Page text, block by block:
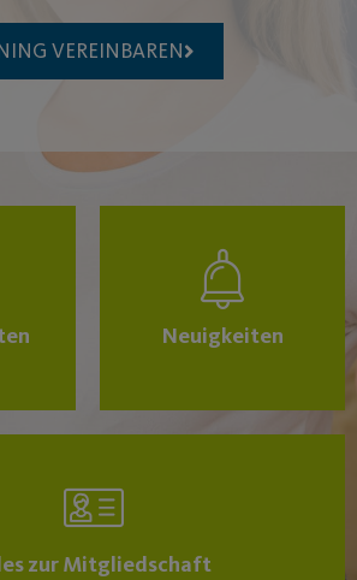
VEREINBAREN
Neuigkeiten
zur Mitgliedschaft